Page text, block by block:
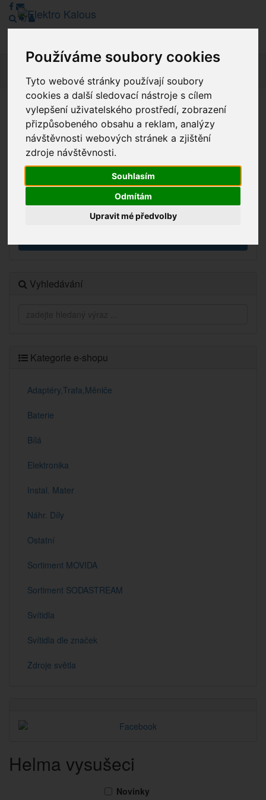
Používáme soubory cookies
Tyto webové stránky používají soubory
cookies a další sledovací nástroje s cílem
vylepšení uživatelského prostředí, zobrazení
přizpůsobeného obsahu a reklam, analýzy
návštěvnosti webových stránek a zjištění
zdroje návštěvnosti.
Souhlasím
Odmítám
Upravit mé předvolby
Vážení zákazníci, v tuto chvíli je Náš internetový obchod v
režimu Katalogu. Objednávky on-line nyní nelze vyřídit.
Děkujeme za pochopení.
Výprodej
Vyhledávání
Kategorie e-shopu
Adaptéry,Trafa,Měniče
Baterie
Bílá
Elektronika
Instal. Mater
Náhr. Díly
Ostatní
Sortiment MOVIDA
Sortiment SODASTREAM
Svítidla
Svítidla dle značek
Zdroje světla
Helma vysušeci
Novinky